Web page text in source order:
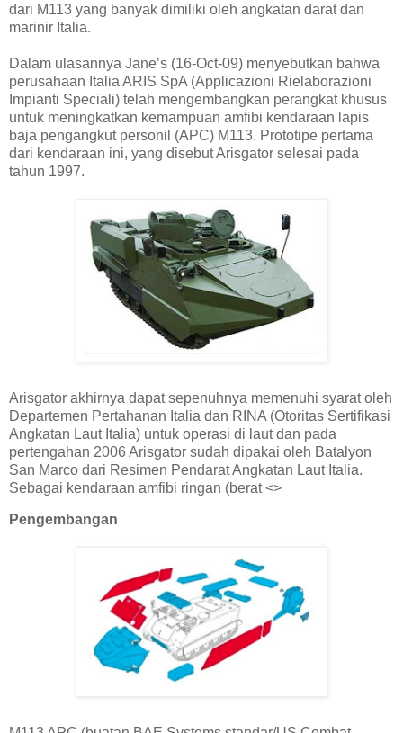
dari M113 yang banyak dimiliki oleh angkatan darat dan
marinir Italia.
Dalam ulasannya Jane’s (16-Oct-09) menyebutkan bahwa
perusahaan Italia ARIS SpA (Applicazioni Rielaborazioni
Impianti Speciali) telah mengembangkan perangkat khusus
untuk meningkatkan kemampuan amfibi kendaraan lapis
baja pengangkut personil (APC) M113. Prototipe pertama
dari kendaraan ini, yang disebut Arisgator selesai pada
tahun 1997.
Arisgator akhirnya dapat sepenuhnya memenuhi syarat oleh
Departemen Pertahanan Italia dan RINA (Otoritas Sertifikasi
Angkatan Laut Italia) untuk operasi di laut dan pada
pertengahan 2006 Arisgator sudah dipakai oleh Batalyon
San Marco dari Resimen Pendarat Angkatan Laut Italia.
Sebagai kendaraan amfibi ringan (berat <>
Pengembangan